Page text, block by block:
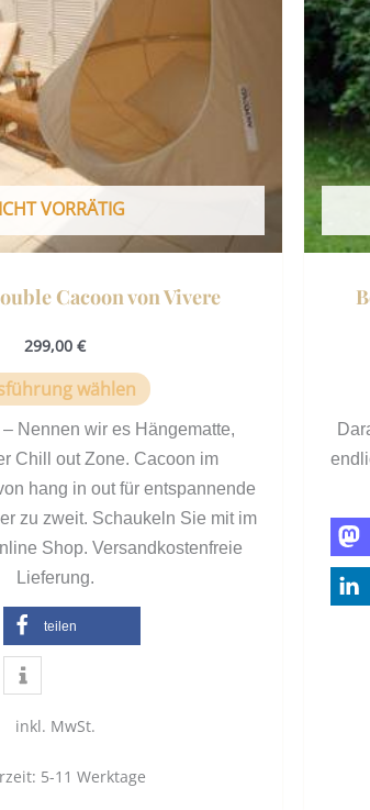
VORRÄTIG
Cacoon von Vivere
299,00 €
wählen
können
Produktseite
gewählt
werden
Nennen wir es Hängematte,
Chill out Zone. Cacoon im
hang in out für entspannende
zu zweit. Schaukeln Sie mit im
Shop. Versandkostenfreie
Lieferung.
teilen
inkl. MwSt.
5-11 Werktage